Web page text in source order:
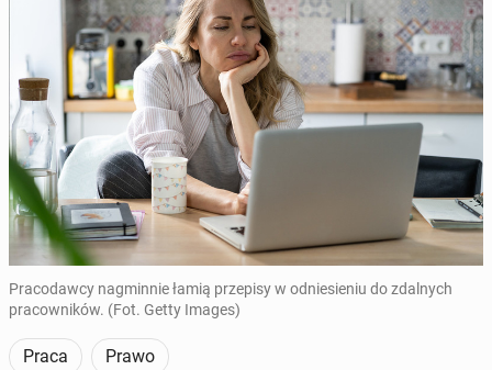
Pracodawcy nagminnie łamią przepisy w odniesieniu do zdalnych
pracowników. (Fot. Getty Images)
Praca Prawo